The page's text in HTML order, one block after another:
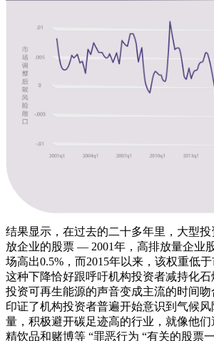
结果显示，在过去的二十多年里，大型
放企业的股票 — 2001年，高排放量企业
场高出0.5%，而2015年以来，该权重低于
这种下降恰好跟呼吁机构投资者减持化
投资可再生能源的声音变成主流的时间
印证了机构投资者普遍开始意识到气候
量，积极避开碳足迹高的行业，就像他
精饮品和赌博等 “罪恶行为 “有关的股票一